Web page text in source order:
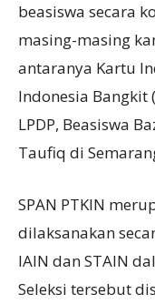
beasiswa secara
masing-masing
antaranya Kartu
Indonesia Bangkit
LPDP, Beasiswa
Taufiq di
SPAN PTKIN
dilaksanakan
IAIN dan STAIN
Seleksi tersebut